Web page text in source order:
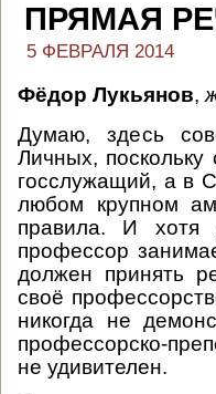
ПРЯМАЯ
5 ФЕВРАЛЯ 2014
Фёдор Лукьянов,
Думаю, здесь
Личных,
госслужащий, а в
любом крупном
правила. И хотя
профессор
должен принять
своё
никогда не
профессорско-
не удивителен.